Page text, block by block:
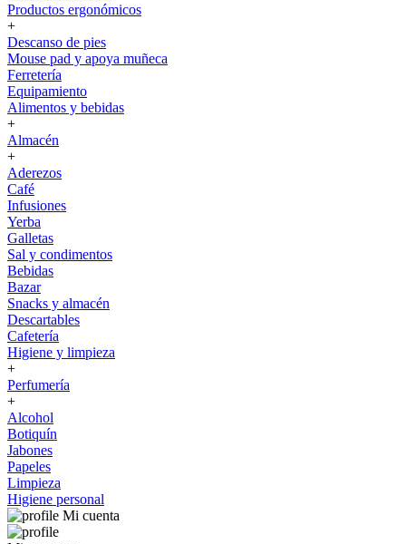
Productos ergonómicos
+
Descanso de pies
Mouse pad y apoya muñeca
Ferretería
Equipamiento
Alimentos y bebidas
+
Almacén
+
Aderezos
Café
Infusiones
Yerba
Galletas
Sal y condimentos
Bebidas
Bazar
Snacks y almacén
Descartables
Cafetería
Higiene y limpieza
+
Perfumería
+
Alcohol
Botiquín
Jabones
Papeles
Limpieza
Higiene personal
Mi cuenta